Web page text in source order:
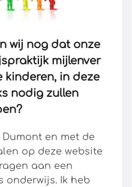
wij nog dat onze
mijlenver
kinderen, in deze
nodig zullen
en met de
op deze website
aan een
onderwijs. Ik heb